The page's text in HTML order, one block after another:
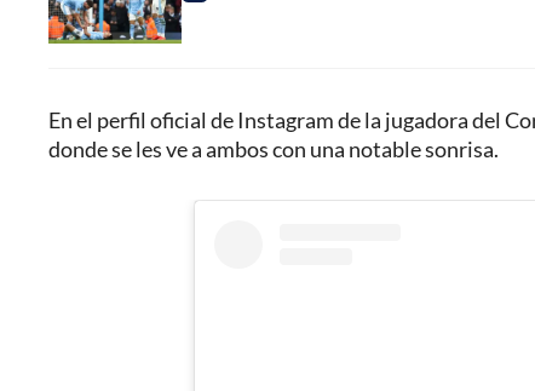
En el perfil oficial de Instagram de la jugadora del
donde se les ve a ambos con una notable sonrisa.